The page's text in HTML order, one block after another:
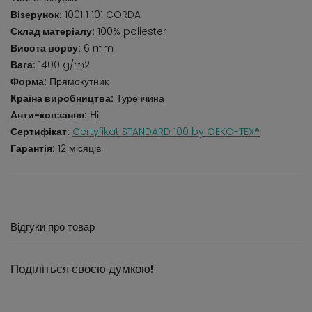
Візерунок: 1001 1 101 CORDA
Склад матеріалу: 100% poliester
Висота ворсу: 6 mm
Вага: 1400 g/m2
Форма: Прямокутник
Країна виробництва: Туреччина
Анти-ковзання: Ні
Сертифікат: Certyfikat STANDARD 100 by OEKO-TEX®
Гарантія: 12 місяців
Відгуки про товар
Поділіться своєю думкою!